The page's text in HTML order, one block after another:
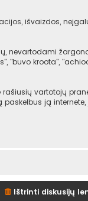
išvaizdos,
nevartodami
"buvo kroota",
vartotojų
paskelbus ją
Ištrinti diskusijų